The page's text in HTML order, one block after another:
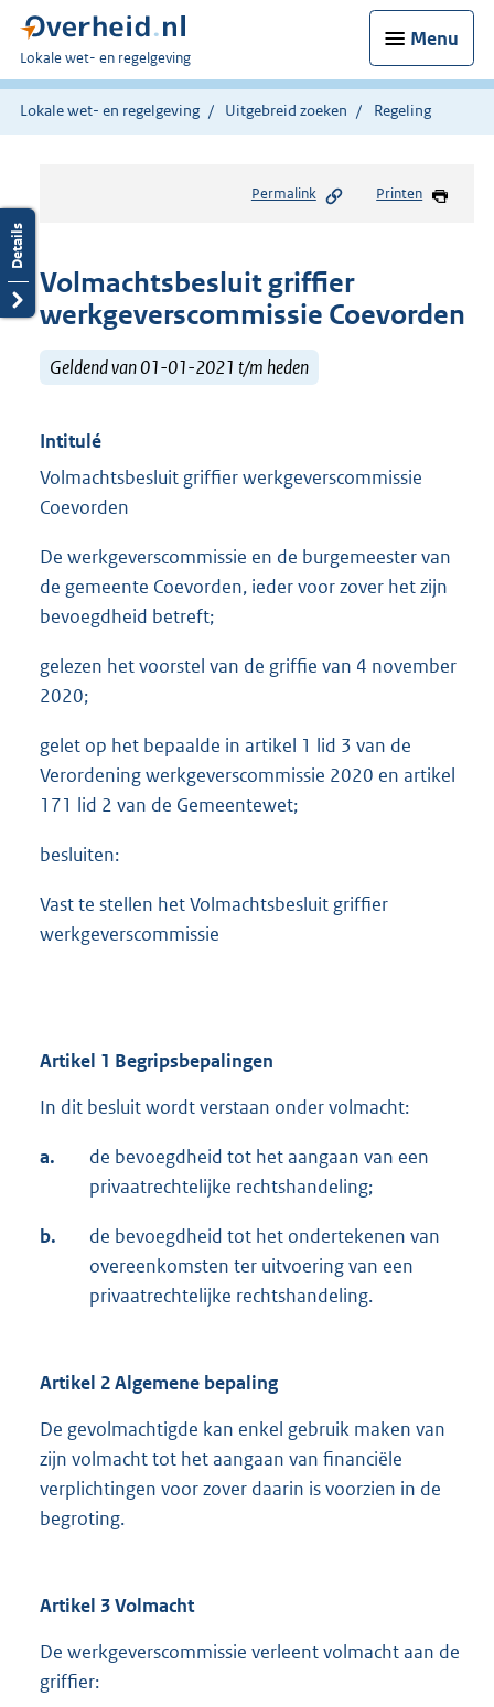
Menu
U
bent
hier:
Lokale wet- en regelgeving
Lokale wet- en regelgeving Uitgebreid zoeken Regeling
Permalink Printen
Volmachtsbesluit griffier
werkgeverscommissie Coevorden
Geldend van 01-01-2021 t/m heden
Intitulé
Volmachtsbesluit griffier werkgeverscommissie
Coevorden
De werkgeverscommissie en de burgemeester van
de gemeente Coevorden, ieder voor zover het zijn
bevoegdheid betreft;
gelezen het voorstel van de griffie van 4 november
2020;
gelet op het bepaalde in artikel 1 lid 3 van de
Verordening werkgeverscommissie 2020 en artikel
171 lid 2 van de Gemeentewet;
besluiten:
Vast te stellen het Volmachtsbesluit griffier
werkgeverscommissie
Artikel 1 Begripsbepalingen
In dit besluit wordt verstaan onder volmacht:
a.
de bevoegdheid tot het aangaan van een
privaatrechtelijke rechtshandeling;
b.
de bevoegdheid tot het ondertekenen van
overeenkomsten ter uitvoering van een
privaatrechtelijke rechtshandeling.
Artikel 2 Algemene bepaling
De gevolmachtigde kan enkel gebruik maken van
zijn volmacht tot het aangaan van financiële
verplichtingen voor zover daarin is voorzien in de
begroting.
Artikel 3 Volmacht
De werkgeverscommissie verleent volmacht aan de
griffier: